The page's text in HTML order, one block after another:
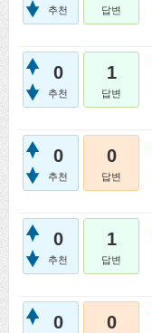
추천 답변
0
추천
1
답변
0
추천
0
답변
0
추천
1
답변
0 0